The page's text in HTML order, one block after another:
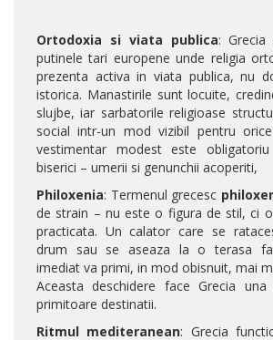
Ortodoxia si viata publica:
putinele tari europene unde religia
prezenta activa in viata publica, nu
istorica. Manastirile sunt locuite,
slujbe, iar sarbatorile religioase
social intr-un mod vizibil pentru
vestimentar modest este
biserici – umerii si genunchii acoperiti,
Philoxenia: Termenul grecesc
de strain – nu este o figura de stil, ci
practicata. Un calator care se
drum sau se aseaza la o terasa
imediat va primi, in mod obisnuit, mai
Aceasta deschidere face Grecia
primitoare destinatii.
Ritmul mediteranean: Grecia